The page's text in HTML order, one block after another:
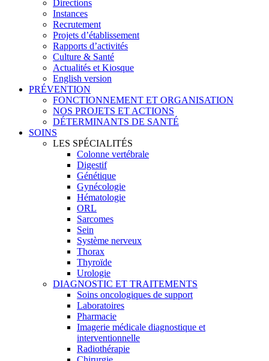
Directions
Instances
Recrutement
Projets d’établissement
Rapports d’activités
Culture & Santé
Actualités et Kiosque
English version
PRÉVENTION
FONCTIONNEMENT ET ORGANISATION
NOS PROJETS ET ACTIONS
DÉTERMINANTS DE SANTÉ
SOINS
LES SPÉCIALITÉS
Colonne vertébrale
Digestif
Génétique
Gynécologie
Hématologie
ORL
Sarcomes
Sein
Système nerveux
Thorax
Thyroïde
Urologie
DIAGNOSTIC ET TRAITEMENTS
Soins oncologiques de support
Laboratoires
Pharmacie
Imagerie médicale diagnostique et
interventionnelle
Radiothérapie